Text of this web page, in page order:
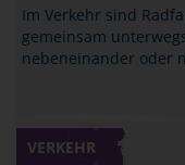
Im Verkehr sind
gemeinsam
nebeneinander oder
VERKEHR